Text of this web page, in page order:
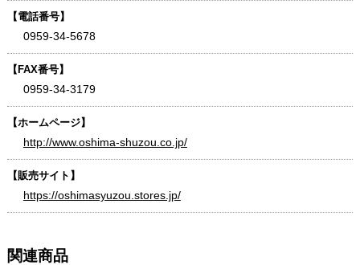
【電話番号】
0959-34-5678
【FAX番号】
0959-34-3179
【ホームページ】
http://www.oshima-shuzou.co.jp/
【販売サイト】
https://oshimasyuzou.stores.jp/
関連商品